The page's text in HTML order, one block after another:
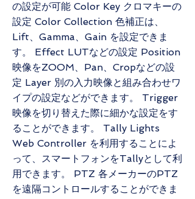
の設定が可能 Color Key クロマキーの
設定 Color Collection 色補正は、
Lift、Gamma、Gain を設定できま
す。 Effect LUTなどの設定 Position
映像をZOOM、Pan、Cropなどの設
定 Layer 別の入力映像と組み合わせワ
イプの設定などができます。 Trigger
映像を切り替えた際に細かな設定をす
ることができます。 Tally Lights
Web Controller を利用することによ
って、スマートフォンをTallyとして利
用できます。 PTZ 各メーカーのPTZ
を遠隔コントロールすることができま